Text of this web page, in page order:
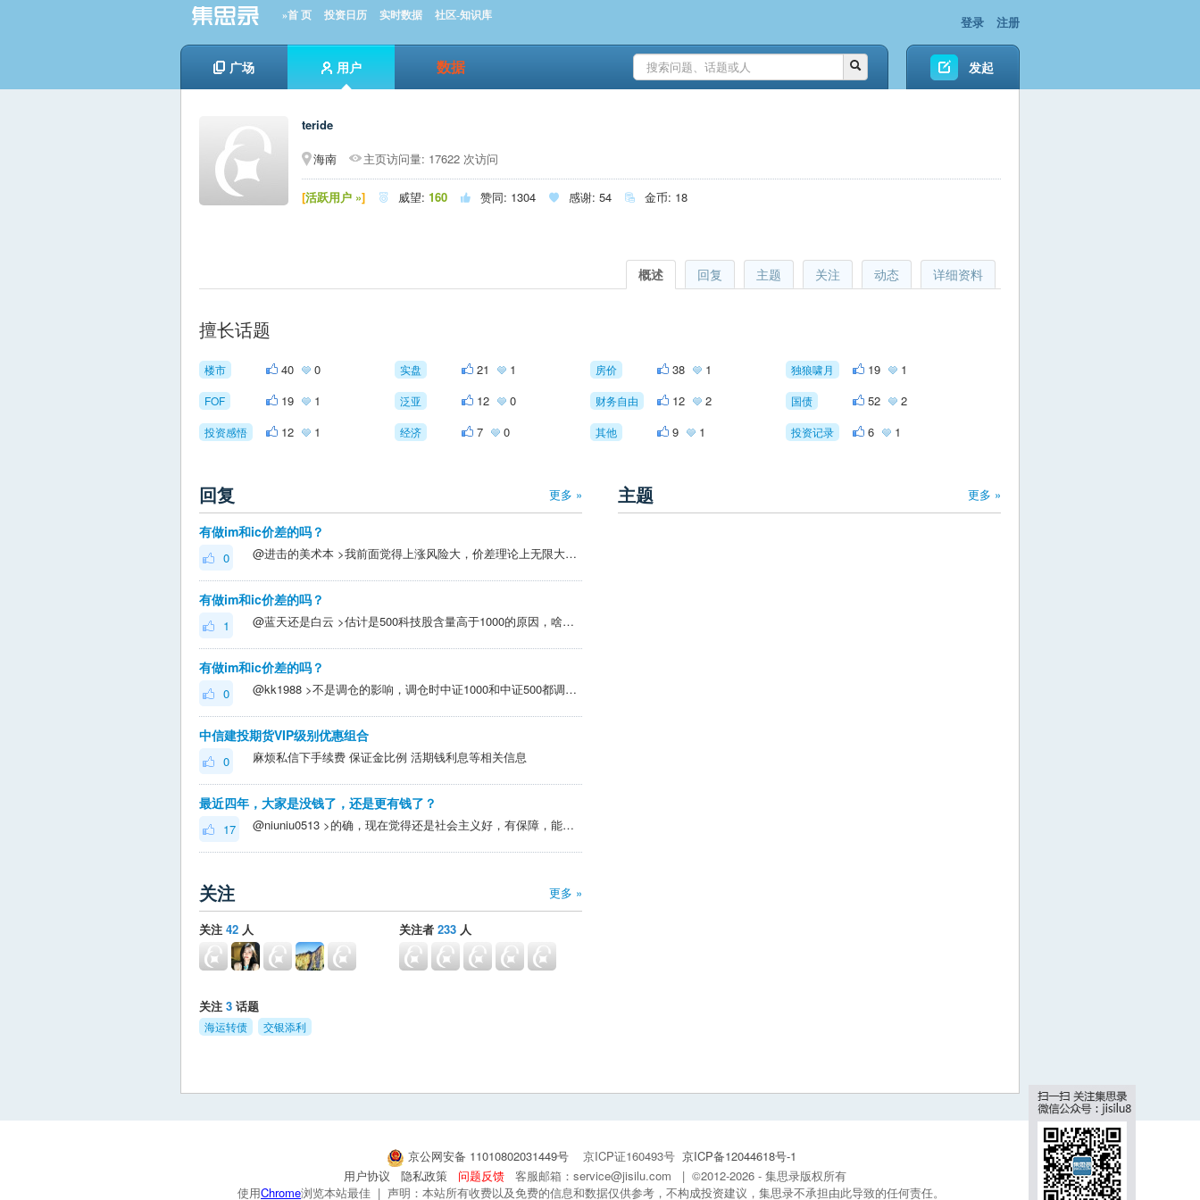
»首 页 投资日历 实时数据 社区-知识库 登录 注册
广场 用户 数据 发起
teride
海南
主页访问量: 17622 次访问
[活跃用户 »]  威望: 160  赞同: 1304  感谢: 54  金币: 18
详细资料
动态
关注
主题
回复
概述
擅长话题
楼市 40 0 实盘 21 1 房价 38 1 独狼啸月 19 1
FOF 19 1 泛亚 12 0 财务自由 12 2 国债 52 2
投资感悟 12 1 经济 7 0 其他 9 1 投资记录 6 1
更多 »
回复
有做im和ic价差的吗？
0 @进击的美术本 >我前面觉得上涨风险大，价差理论上无限大，下跌风险小，现在才发现，上涨才能追上500，下跌反而因为恐慌导致小盘股更跌，所以这个组合不应该保护上涨，而应该做一个下跌保护 下跌价差可能拉大 。但是不会很夸张，而且小盘风格一旦弱势久了。。反弹...
有做im和ic价差的吗？
1 @蓝天还是白云 >估计是500科技股含量高于1000的原因，啥时候双创崩了，大概就回归了。 500科技是大市值 1000科技是小市值，之前大小科技都涨，后来就分化了，1000里面科技蹭概念多 业绩不行 质地差
有做im和ic价差的吗？
0 @kk1988 >不是调仓的影响，调仓时中证1000和中证500都调了10%的成分股，从名单上也看不出有什么特别的影响，这段时间指数差相比于指数大概跌了8%。就算个别品种有影响，也不会有这么大。是市场风格的影响，北证今天都跌到去年清明节的位置了。但是这种...
中信建投期货VIP级别优惠组合
0 麻烦私信下手续费 保证金比例 活期钱利息等相关信息
最近四年，大家是没钱了，还是更有钱了？
17 @niuniu0513 >的确，现在觉得还是社会主义好，有保障，能吃饱饭，还能精神状态松弛 是你赶上了社会主义好的阶段。把你扔到六十年前 大概率是相反感受。当然也有可能虽然饿肚子 但是精神粮食足 天天感恩伟人。
更多 »
主题
更多 »
关注
关注 42 人 关注者 233 人
关注 3 话题
海运转债 交银添利
京公网安备 11010802031449号 京ICP证160493号 京ICP备12044618号-1
用户协议
隐私政策 问题反馈
客服邮箱：service@jisilu.com | ©2012-2026 - 集思录版权所有
使用Chrome浏览本站最佳 | 声明：本站所有收费以及免费的信息和数据仅供参考，不构成投资建议，集思录不承担由此导致的任何责任。